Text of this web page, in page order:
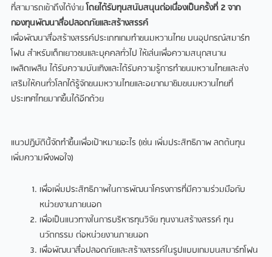
ที่สามารถเข้าถึงได้ง่ายโดยได้รับทุนสนับสนุนต่อเนื่องเป็นครั้งที่2 จาก
กองทุนพัฒนาสื่อปลอดภัยและสร้างสรรค์
เพื่อพัฒนาสื่อสร้างสรรค์ประเภทเกมทำขนมหวานไทย บนอุปกรณ์สมาร์ท
โฟน สำหรับเด็กเยาวชนและบุคคลทั่วไป ให้เล่นเพื่อความสนุกสนาน
เพลิดเพลิน ได้รับความบันเทิงและได้รับความรู้การทำขนมหวานไทยและส่ง
เสริมให้คนทั่วโลกได้รู้จักขนมหวานไทยและอยากมาชิมขนมหวานไทยที่
ประเทศไทยมากขึ้นได้อีกด้วย
แนวปฏิบัตินี้จัดทำขึ้นเพื่อเป้าหมายอะไร (เช่น เพิ่มประสิทธิภาพ ลดต้นทุน
เพิ่มความพึงพอใจ)
เพื่อเพิ่มประสิทธิภาพในการพัฒนาโครงการที่มีความร่วมมือกับ
หน่วยงานภายนอก
เพื่อเป็นแนวทางในการบริหารทุนวิจัย ทุนงานสร้างสรรค์ ทุน
นวัตกรรม ต่อหน่วยงานภายนอก
เพื่อพัฒนาสื่อปลอดภัยและสร้างสรรค์ในรูปแบบเกมบนสมาร์ทโฟน